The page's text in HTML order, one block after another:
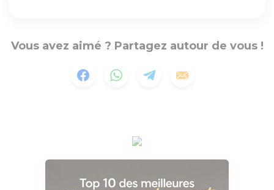
Vous avez aimé ? Partagez autour de vous !